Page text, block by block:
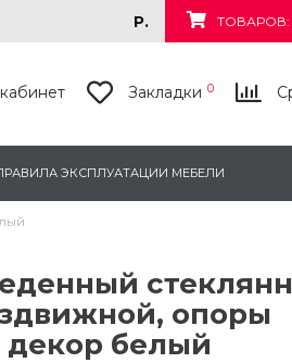
ТОВАРОВ:
Р.
Закладки 0
ЭКСПЛУАТАЦИИ МЕБЕЛИ
опоры
декор белый